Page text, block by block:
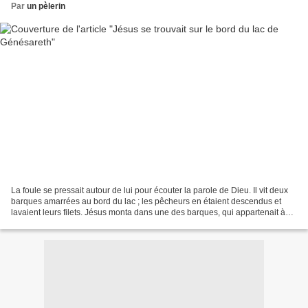
Par un pèlerin
La foule se pressait autour de lui pour écouter la parole de Dieu. Il vit deux
barques amarrées au bord du lac ; les pêcheurs en étaient descendus et
lavaient leurs filets. Jésus monta dans une des barques, qui appartenait à